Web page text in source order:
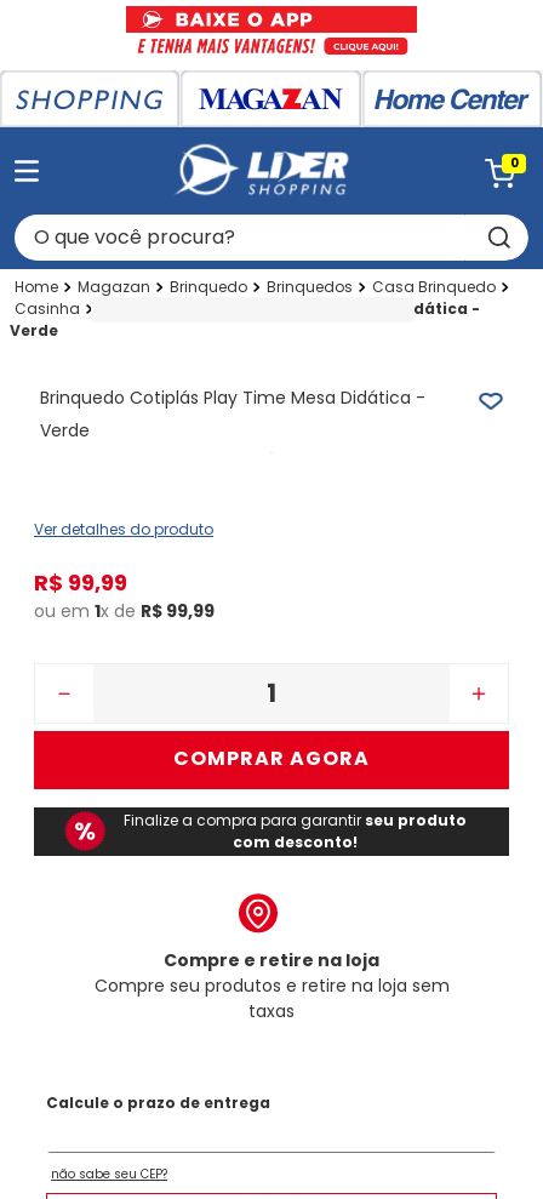
0
O que você procura?
Magazan Brinquedo Brinquedos
Casa Brinquedo
Casinha
Brinquedo Cotiplás Play Time Mesa Didática -
Verde
Brinquedo Cotiplás Play Time Mesa Didática -
Verde
Ver detalhes do produto
R$ 99,99
ou em 1x de R$ 99,99
＋
－
COMPRAR AGORA
Finalize a compra para garantir seu produto
com desconto!
Compre e retire na loja
Compre seu produtos e retire na loja sem
taxas